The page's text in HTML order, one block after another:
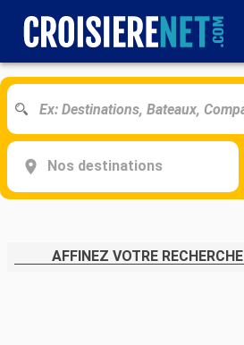
Nos destinations
AFFINEZ VOTRE RECHERCHE